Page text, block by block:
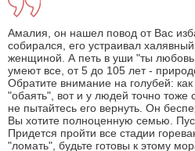
Амалия, он нашел повод от Вас
собирался, его устраивал
женщиной. А петь в уши "ты
умеют все, от 5 до 105 лет -
Обратите внимание на голубей: как
"обаять", вот и у людей точно тоже
не пытайтесь его вернуть. Он
Вы хотите полноценную семью.
Придется пройти все стадии
"ломать", будьте готовы к этому